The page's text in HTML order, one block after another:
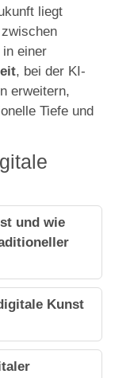
liegt
einer
, bei der KI-
erweitern,
Tiefe und
und wie
Kunst